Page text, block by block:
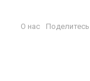
О нас